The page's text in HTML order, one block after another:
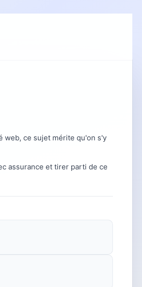
web, ce sujet mérite qu'on s'y
assurance et tirer parti de ce